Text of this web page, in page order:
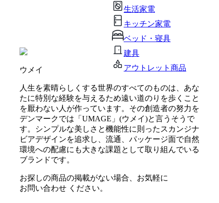
生活家電
キッチン家電
ベッド・寝具
建具
アウトレット商品
ウメイ
人生を素晴らしくする世界のすべてのものは、あな
たに特別な経験を与えるため遠い道のりを歩くこと
を厭わない人が作っています。その創造者の努力を
デンマークでは「UMAGE」(ウメイ)と言うそうで
す。シンプルな美しさと機能性に則ったスカンジナ
ビアデザインを追求し、流通、パッケージ面で自然
環境への配慮にも大きな課題として取り組んでいる
ブランドです。
お探しの商品の掲載がない場合、お気軽に
お問い合わせ ください。